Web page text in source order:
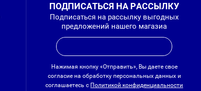
ПОДПИСАТЬСЯ НА РАССЫЛКУ
Подписаться на рассылку выгодных
предложений нашего магазиа
Нажимая кнопку «Отправить», Вы даете свое
согласие на обработку персональных данных и
соглашаетесь с Политикой конфиденциальности